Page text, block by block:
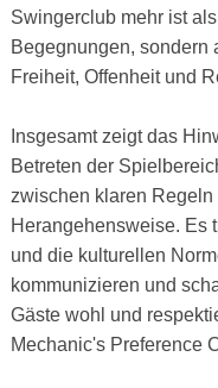
Swingerclub mehr ist
Begegnungen, sondern
Freiheit, Offenheit und
Insgesamt zeigt das
Betreten der
zwischen klaren
Herangehensweise. Es
und die kulturellen
kommunizieren und
Gäste wohl und
Mechanic's Preference